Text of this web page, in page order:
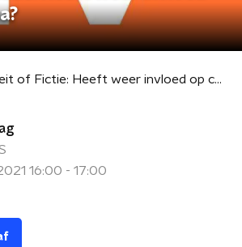
Feit of Fictie: Heeft weer invloed op corona?
16:00 - 17:00